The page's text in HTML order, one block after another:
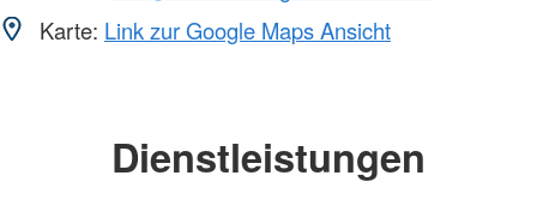
Karte: Link zur Google Maps Ansicht
Dienstleistungen